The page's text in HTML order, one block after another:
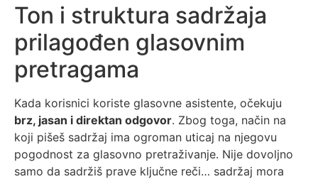
Ton i struktura sadržaja
prilagođen glasovnim
pretragama
Kada korisnici koriste glasovne asistente, očekuju
brz, jasan i direktan odgovor. Zbog toga, način na
koji pišeš sadržaj ima ogroman uticaj na njegovu
pogodnost za glasovno pretraživanje. Nije dovoljno
samo da sadržiš prave ključne reči… sadržaj mora